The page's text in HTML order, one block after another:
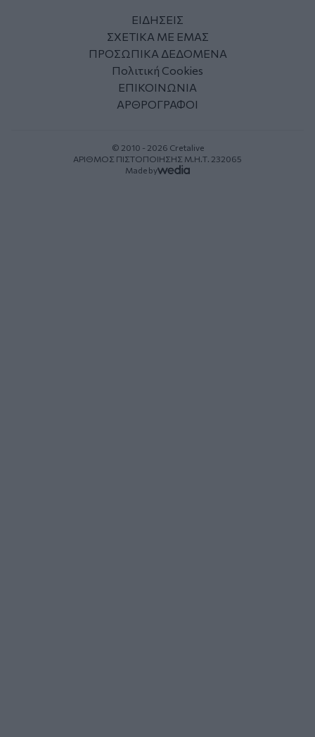
ΕΙΔΗΣΕΙΣ
ΣΧΕΤΙΚΑ ΜΕ ΕΜΑΣ
ΠΡΟΣΩΠΙΚΑ ΔΕΔΟΜΕΝΑ
Πολιτική Cookies
ΕΠΙΚΟΙΝΩΝΙΑ
ΑΡΘΡΟΓΡΑΦΟΙ
© 2010 - 2026 Cretalive
ΑΡΙΘΜΟΣ ΠΙΣΤΟΠΟΙΗΣΗΣ Μ.Η.Τ. 232065
Made by